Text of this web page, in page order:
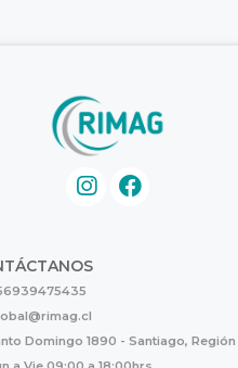
Domingo 1890 - Santiago, Región